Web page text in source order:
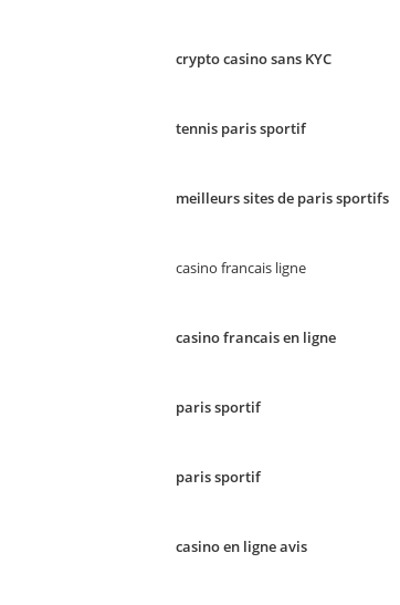
crypto casino sans KYC
tennis paris sportif
meilleurs sites de paris sportifs
casino francais ligne
casino francais en ligne
paris sportif
paris sportif
casino en ligne avis